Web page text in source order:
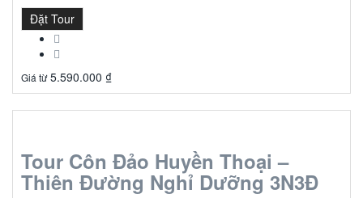
Đặt Tour
Giá từ 5.590.000 ₫
Tour Côn Đảo Huyền Thoại –
Thiên Đường Nghỉ Dưỡng 3N3Đ